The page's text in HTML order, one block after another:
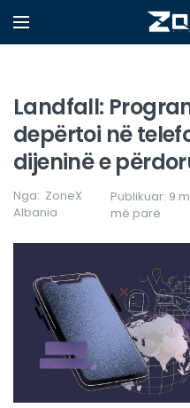
Landfall:
depërtoi në
dijeninë e
Nga: ZoneX
Albania
Publikuar: 9
më parë